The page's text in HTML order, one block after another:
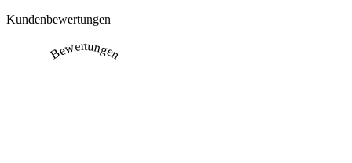
Kundenbewertungen
Bewertungen